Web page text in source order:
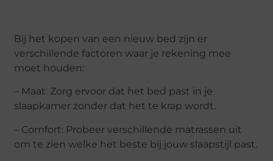
Bij het kopen van een nieuw bed zijn er
verschillende factoren waar je rekening mee
moet houden:
– Maat: Zorg ervoor dat het bed past in je
slaapkamer zonder dat het te krap wordt.
– Comfort: Probeer verschillende matrassen uit
om te zien welke het beste bij jouw slaapstijl past.